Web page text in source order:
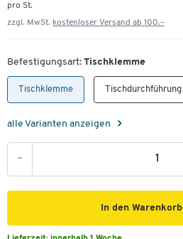
pro St.
zzgl. MwSt. kostenloser Versand ab 100.–
Befestigungsart: Tischklemme
Tischklemme Tischdurchführung
alle Varianten anzeigen
-
In den Warenkorb